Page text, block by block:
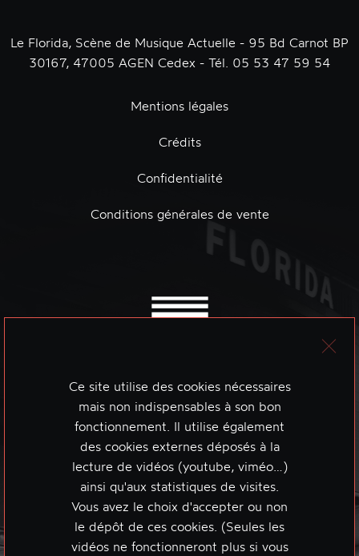
Le Florida, Scène de Musique Actuelle - 95 Bd Carnot BP
30167, 47005 AGEN Cedex - Tél. 05 53 47 59 54
Mentions légales
Crédits
Confidentialité
Conditions générales de vente
Ce site utilise des cookies nécessaires
mais non indispensables à son bon
fonctionnement. Il utilise également
des cookies externes déposés à la
lecture de vidéos (youtube, viméo…)
ainsi qu'aux statistiques de visites.
Vous avez le choix d'accepter ou non
le dépôt de ces cookies. (Seules les
vidéos ne fonctionneront plus si vous